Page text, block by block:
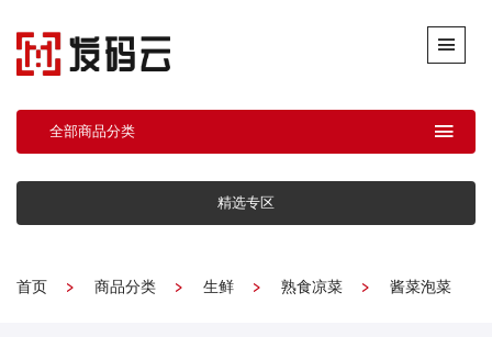
全部商品分类
精选专区
首页 商品分类 生鲜 熟食凉菜 酱菜泡菜